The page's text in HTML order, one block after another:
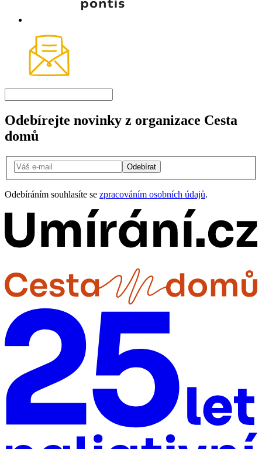
Odebírejte novinky z organizace Cesta
domů
Odebírat
Odebíráním souhlasíte se zpracováním osobních údajů.